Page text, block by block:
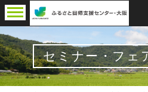
セミナー・フェ